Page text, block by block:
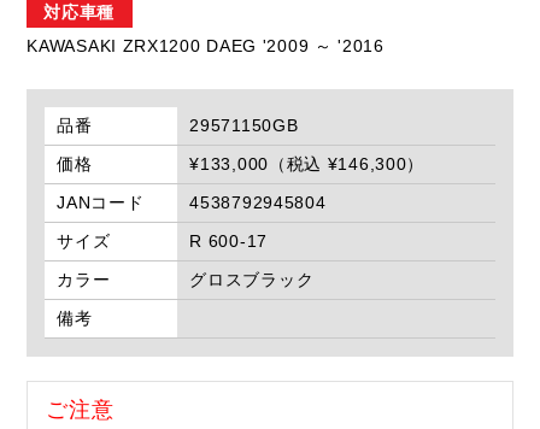
対応車種
KAWASAKI ZRX1200 DAEG '2009 ～ '2016
品番
29571150GB
価格
¥133,000（税込 ¥146,300）
JANコード
4538792945804
サイズ
R 600-17
カラー
グロスブラック
備考
ご注意